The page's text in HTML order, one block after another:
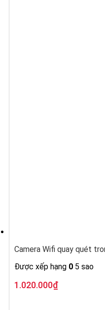
Camera Wifi quay quét
Được xếp hạng 0 5 sao
1.020.000₫